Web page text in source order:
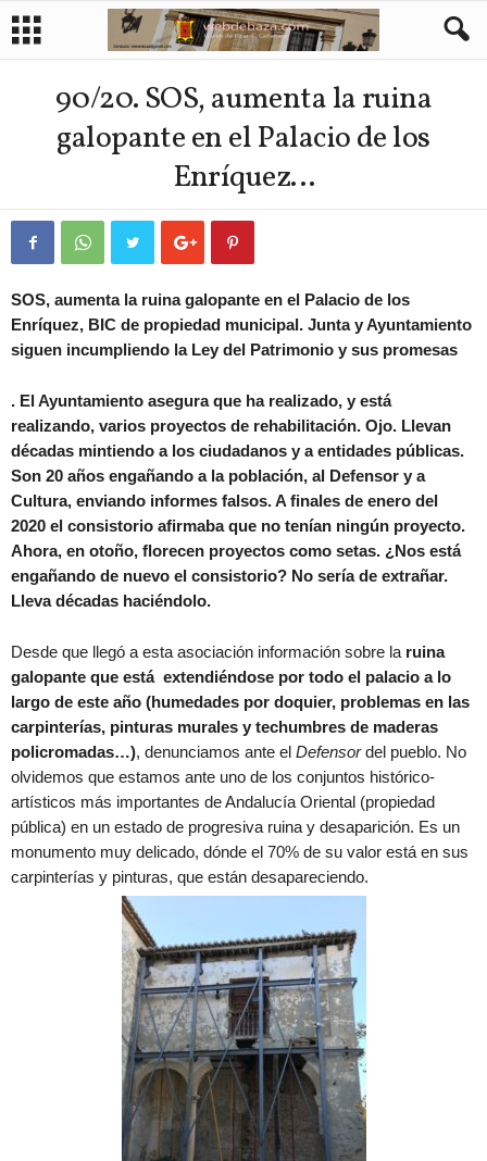
90/20. SOS, aumenta la ruina
galopante en el Palacio de los
Enríquez…
SOS, aumenta la ruina galopante en el Palacio de los
Enríquez, BIC de propiedad municipal. Junta y Ayuntamiento
siguen incumpliendo la Ley del Patrimonio y sus promesas
. El Ayuntamiento asegura que ha realizado, y está
realizando, varios proyectos de rehabilitación. Ojo. Llevan
décadas mintiendo a los ciudadanos y a entidades públicas.
Son 20 años engañando a la población, al Defensor y a
Cultura, enviando informes falsos. A finales de enero del
2020 el consistorio afirmaba que no tenían ningún proyecto.
Ahora, en otoño, florecen proyectos como setas. ¿Nos está
engañando de nuevo el consistorio? No sería de extrañar.
Lleva décadas haciéndolo.
Desde que llegó a esta asociación información sobre la ruina
galopante que está extendiéndose por todo el palacio a lo
largo de este año (humedades por doquier, problemas en las
carpinterías, pinturas murales y techumbres de maderas
policromadas…), denunciamos ante el Defensordel pueblo. No
olvidemos que estamos ante uno de los conjuntos histórico-
artísticos más importantes de Andalucía Oriental (propiedad
pública) en un estado de progresiva ruina y desaparición. Es un
monumento muy delicado, dónde el 70% de su valor está en sus
carpinterías y pinturas, que están desapareciendo.